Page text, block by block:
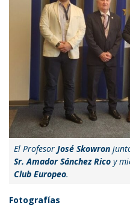
El Profesor José Skowron
Sr. Amador Sánchez Rico y
Club Europeo.
Fotografías